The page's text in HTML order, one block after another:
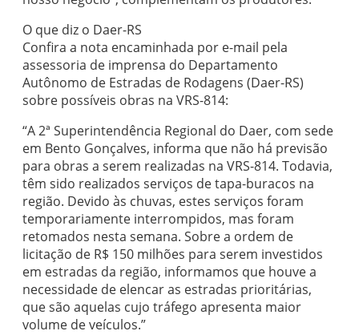
O que diz o Daer-RS
Confira a nota encaminhada por e-mail pela
assessoria de imprensa do Departamento
Autônomo de Estradas de Rodagens (Daer-RS)
sobre possíveis obras na VRS-814:
“A 2ª Superintendência Regional do Daer, com sede
em Bento Gonçalves, informa que não há previsão
para obras a serem realizadas na VRS-814. Todavia,
têm sido realizados serviços de tapa-buracos na
região. Devido às chuvas, estes serviços foram
temporariamente interrompidos, mas foram
retomados nesta semana. Sobre a ordem de
licitação de R$ 150 milhões para serem investidos
em estradas da região, informamos que houve a
necessidade de elencar as estradas prioritárias,
que são aquelas cujo tráfego apresenta maior
volume de veículos.”